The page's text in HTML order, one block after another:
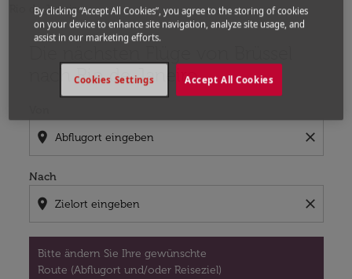
Rio de Janeiro
nach Rio de Janeiro
location_on close
Nach
location_on close
Bitte ändern Sie Ihre gewünschte
Route (Abflugort und/oder Reiseziel)
By clicking “Accept All Cookies”, you agree to the storing of cookies
on your device to enhance site navigation, analyze site usage, and
assist in our marketing efforts.
Accept All Cookies
Cookies Settings